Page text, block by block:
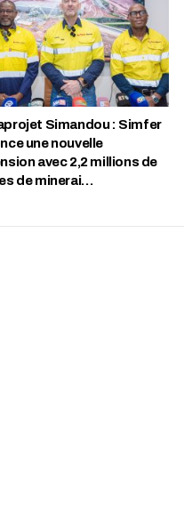
Simandou : Simfer
une nouvelle
avec 2,2 millions de
de minerai…